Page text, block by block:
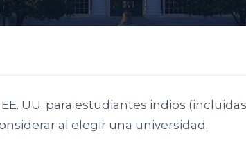
UU. para estudiantes indios
al elegir una universidad.